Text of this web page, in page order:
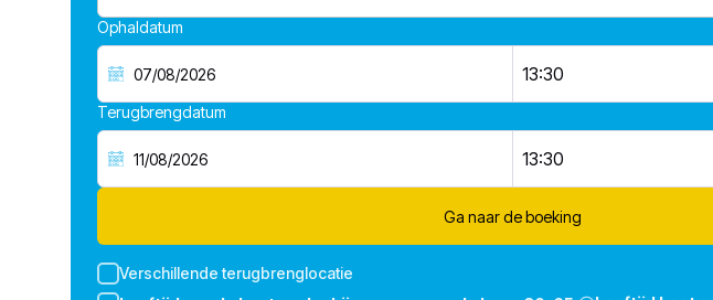
Ophaldatum
13:30
Terugbrengdatum
13:30
Ga naar de boeking
Verschillende terugbrenglocatie